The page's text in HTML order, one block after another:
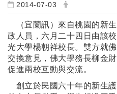
2014-07-03
（宜蘭訊）來自桃園的新
政人員，六月二十四日由該
光大學楊朝祥校長。雙方就
交換意見，佛大學務長柳金
促進兩校互動與交流。
創立於民國六十年的新生